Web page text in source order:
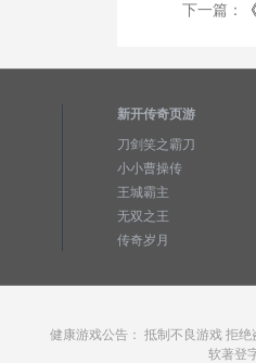
下一篇：
新开传奇页游
刀剑笑之霸刀
小小曹操传
王城霸主
无双之王
传奇岁月
健康游戏公告： 抵制不良游戏 拒
软著登